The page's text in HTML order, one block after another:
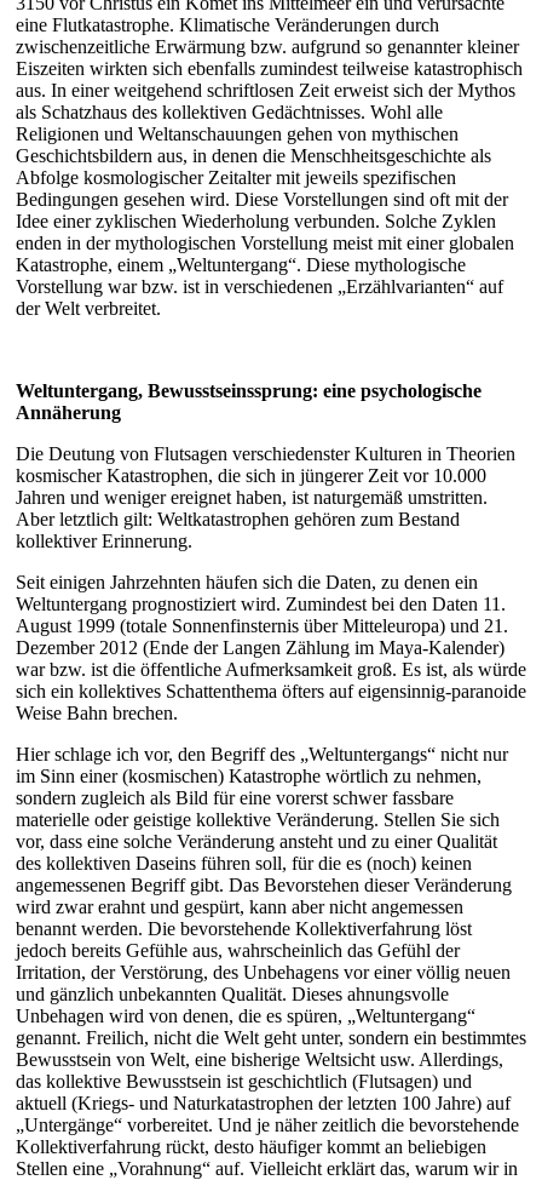
eine Flutkatastrophe. Klimatische Veränderungen durch
zwischenzeitliche Erwärmung bzw. aufgrund so genannter kleiner
Eiszeiten wirkten sich ebenfalls zumindest teilweise katastrophisch
aus. In einer weitgehend schriftlosen Zeit erweist sich der Mythos
als Schatzhaus des kollektiven Gedächtnisses. Wohl alle
Religionen und Weltanschauungen gehen von mythischen
Geschichtsbildern aus, in denen die Menschheitsgeschichte als
Abfolge kosmologischer Zeitalter mit jeweils spezifischen
Bedingungen gesehen wird. Diese Vorstellungen sind oft mit der
Idee einer zyklischen Wiederholung verbunden. Solche Zyklen
enden in der mythologischen Vorstellung meist mit einer globalen
Katastrophe, einem „Weltuntergang“. Diese mythologische
Vorstellung war bzw. ist in verschiedenen „Erzählvarianten“ auf
der Welt verbreitet.
Weltuntergang, Bewusstseinssprung: eine psychologische
Annäherung
Die Deutung von Flutsagen verschiedenster Kulturen in Theorien
kosmischer Katastrophen, die sich in jüngerer Zeit vor 10.000
Jahren und weniger ereignet haben, ist naturgemäß umstritten.
Aber letztlich gilt: Weltkatastrophen gehören zum Bestand
kollektiver Erinnerung.
Seit einigen Jahrzehnten häufen sich die Daten, zu denen ein
Weltuntergang prognostiziert wird. Zumindest bei den Daten 11.
August 1999 (totale Sonnenfinsternis über Mitteleuropa) und 21.
Dezember 2012 (Ende der Langen Zählung im Maya-Kalender)
war bzw. ist die öffentliche Aufmerksamkeit groß. Es ist, als würde
sich ein kollektives Schattenthema öfters auf eigensinnig-paranoide
Weise Bahn brechen.
Hier schlage ich vor, den Begriff des „Weltuntergangs“ nicht nur
im Sinn einer (kosmischen) Katastrophe wörtlich zu nehmen,
sondern zugleich als Bild für eine vorerst schwer fassbare
materielle oder geistige kollektive Veränderung. Stellen Sie sich
vor, dass eine solche Veränderung ansteht und zu einer Qualität
des kollektiven Daseins führen soll, für die es (noch) keinen
angemessenen Begriff gibt. Das Bevorstehen dieser Veränderung
wird zwar erahnt und gespürt, kann aber nicht angemessen
benannt werden. Die bevorstehende Kollektiverfahrung löst
jedoch bereits Gefühle aus, wahrscheinlich das Gefühl der
Irritation, der Verstörung, des Unbehagens vor einer völlig neuen
und gänzlich unbekannten Qualität. Dieses ahnungsvolle
Unbehagen wird von denen, die es spüren, „Weltuntergang“
genannt. Freilich, nicht die Welt geht unter, sondern ein bestimmtes
Bewusstsein von Welt, eine bisherige Weltsicht usw. Allerdings,
das kollektive Bewusstsein ist geschichtlich (Flutsagen) und
aktuell (Kriegs- und Naturkatastrophen der letzten 100 Jahre) auf
„Untergänge“ vorbereitet. Und je näher zeitlich die bevorstehende
Kollektiverfahrung rückt, desto häufiger kommt an beliebigen
Stellen eine „Vorahnung“ auf. Vielleicht erklärt das, warum wir in